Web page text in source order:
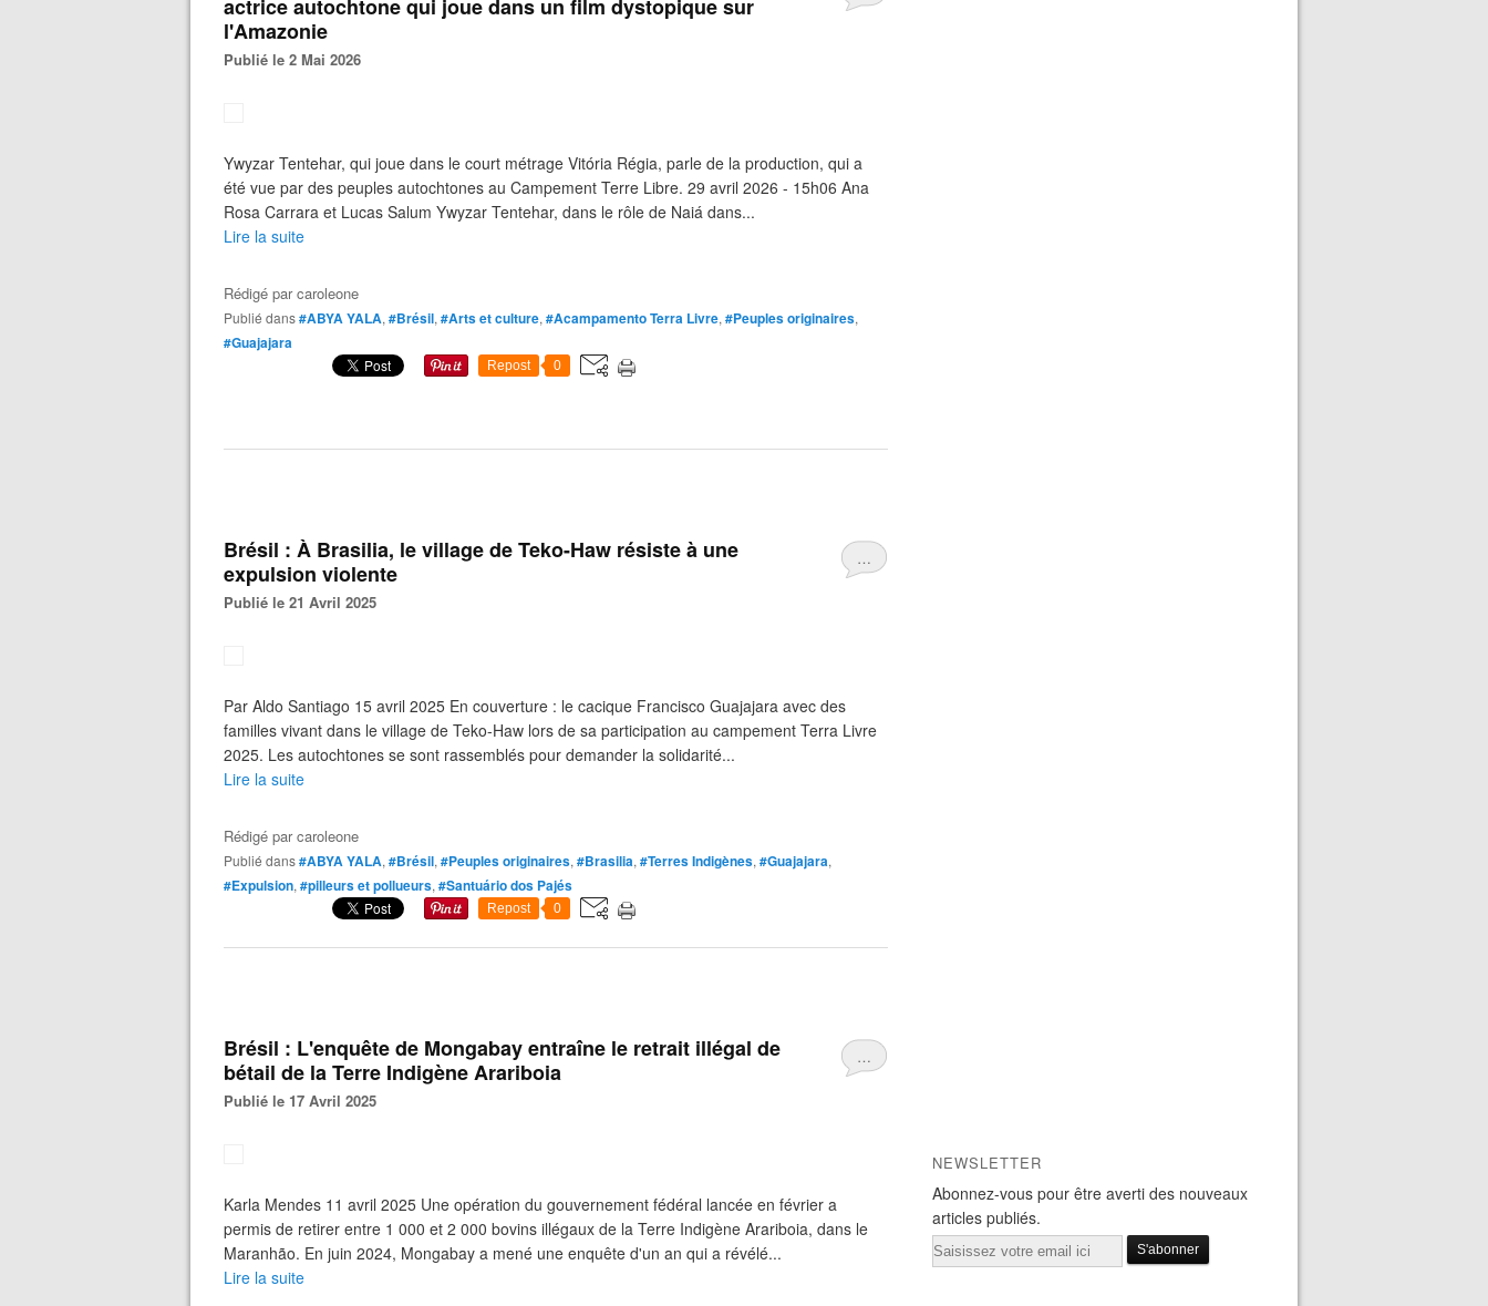
actrice autochtone qui joue dans un film dystopique sur
l'Amazonie
Publié le 2 Mai 2026
Ywyzar Tentehar, qui joue dans le court métrage Vitória Régia, parle de la production, qui a
été vue par des peuples autochtones au Campement Terre Libre. 29 avril 2026 - 15h06 Ana
Rosa Carrara et Lucas Salum Ywyzar Tentehar, dans le rôle de Naiá dans...
Lire la suite
Rédigé parcaroleone
Publié dans#ABYA YALA, #Brésil, #Arts et culture, #Acampamento Terra Livre, #Peuples originaires,
#Guajajara
Repost 0
…
Brésil : À Brasilia, le village de Teko-Haw résiste à une
expulsion violente
Publié le 21 Avril 2025
Par Aldo Santiago 15 avril 2025 En couverture : le cacique Francisco Guajajara avec des
familles vivant dans le village de Teko-Haw lors de sa participation au campement Terra Livre
2025. Les autochtones se sont rassemblés pour demander la solidarité...
Lire la suite
Rédigé parcaroleone
Publié dans#ABYA YALA, #Brésil, #Peuples originaires, #Brasilia, #Terres Indigènes, #Guajajara,
#Expulsion, #pilleurs et pollueurs, #Santuário dos Pajés
Repost 0
…
Brésil : L'enquête de Mongabay entraîne le retrait illégal de
bétail de la Terre Indigène Arariboia
Publié le 17 Avril 2025
Karla Mendes 11 avril 2025 Une opération du gouvernement fédéral lancée en février a
permis de retirer entre 1 000 et 2 000 bovins illégaux de la Terre Indigène Arariboia, dans le
Maranhão. En juin 2024, Mongabay a mené une enquête d'un an qui a révélé...
Lire la suite
NEWSLETTER
Abonnez-vous pour être averti des nouveaux
articles publiés.
Email